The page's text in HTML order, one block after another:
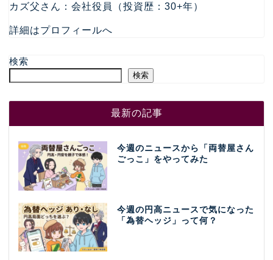
カズ父さん：会社役員（投資歴：30+年）
詳細はプロフィールへ
検索
検索
最新の記事
今週のニュースから「両替屋さん
ごっこ」をやってみた
今週の円高ニュースで気になった
「為替ヘッジ」って何？